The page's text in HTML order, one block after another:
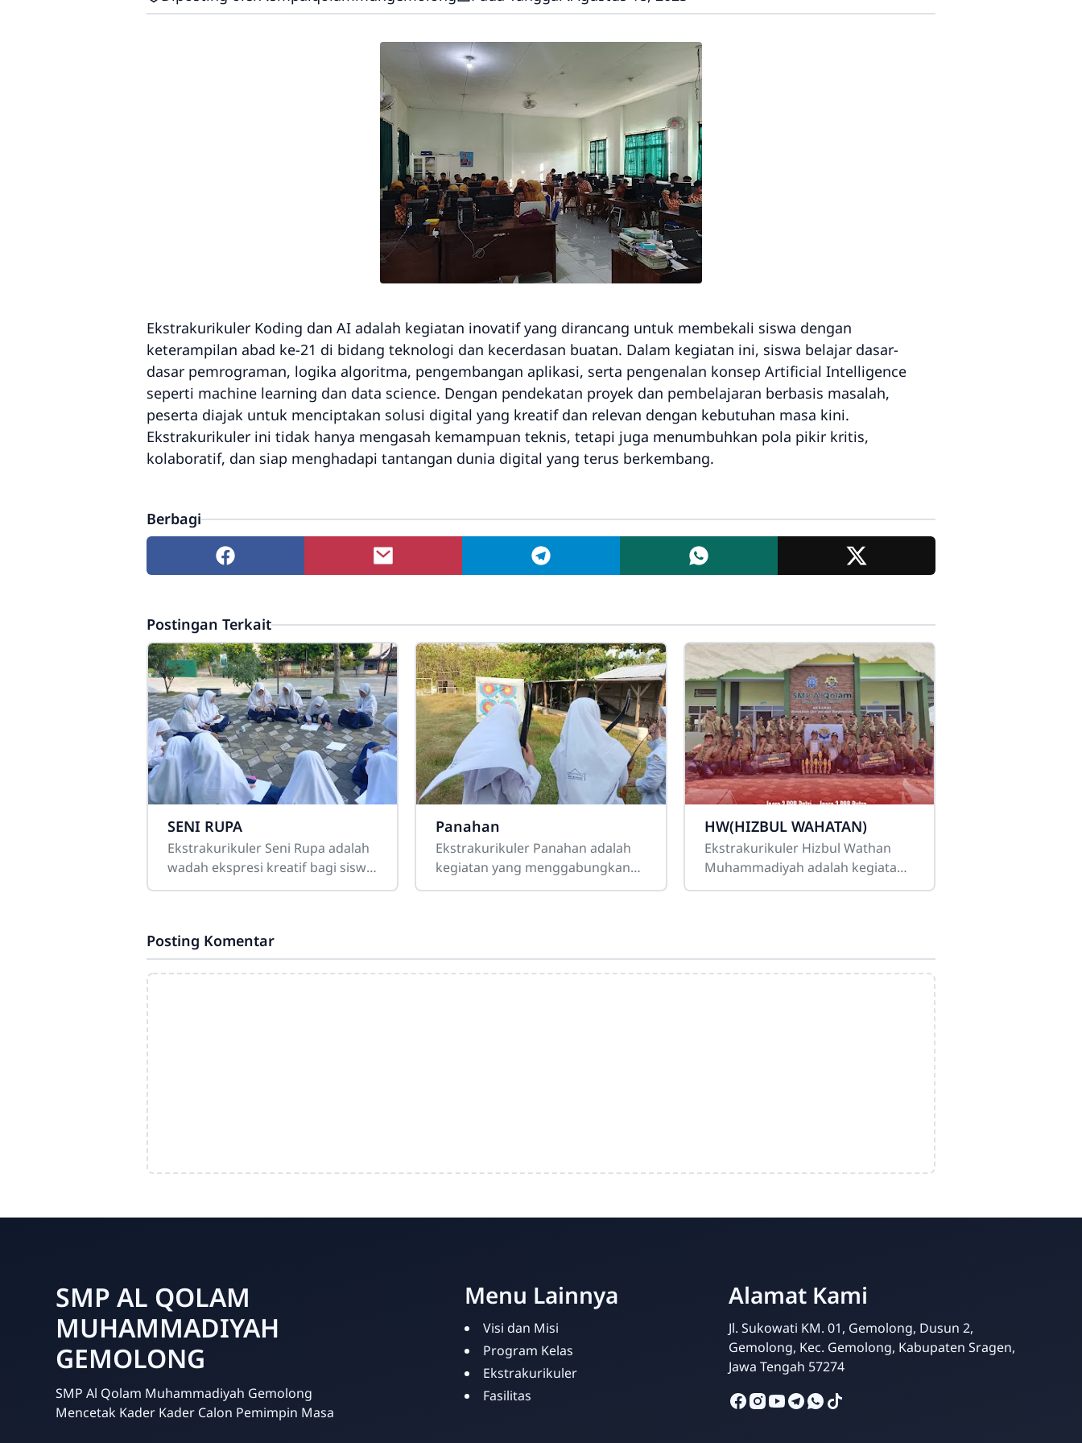
Admin SMP Al Qolam
Online
Ekstrakurikuler Koding dan AI adalah kegiatan inovatif yang dirancang untuk membekali siswa dengan
keterampilan abad ke-21 di bidang teknologi dan kecerdasan buatan. Dalam kegiatan ini, siswa belajar dasar-
dasar pemrograman, logika algoritma, pengembangan aplikasi, serta pengenalan konsep Artificial Intelligence
seperti machine learning dan data science. Dengan pendekatan proyek dan pembelajaran berbasis masalah,
peserta diajak untuk menciptakan solusi digital yang kreatif dan relevan dengan kebutuhan masa kini.
Ekstrakurikuler ini tidak hanya mengasah kemampuan teknis, tetapi juga menumbuhkan pola pikir kritis,
kolaboratif, dan siap menghadapi tantangan dunia digital yang terus berkembang.
Berbagi
Postingan Terkait
SENI RUPA
Ekstrakurikuler Seni Rupa adalah
wadah ekspresi kreatif bagi siswa
yang memiliki minat dalam dunia
Panahan
Ekstrakurikuler Panahan adalah
kegiatan yang menggabungkan
ketenangan, fokus, dan ketepatan
HW(HIZBUL WAHATAN)
Ekstrakurikuler Hizbul Wathan
Muhammadiyah adalah kegiatan
kepanduan yang bertujuan
Posting Komentar
SMP AL QOLAM
MUHAMMADIYAH
GEMOLONG
SMP Al Qolam Muhammadiyah Gemolong
Mencetak Kader Kader Calon Pemimpin Masa
Menu Lainnya
Visi dan Misi
Program Kelas
Ekstrakurikuler
Fasilitas
Alamat Kami
Jl. Sukowati KM. 01, Gemolong, Dusun 2,
Gemolong, Kec. Gemolong, Kabupaten Sragen,
Jawa Tengah 57274